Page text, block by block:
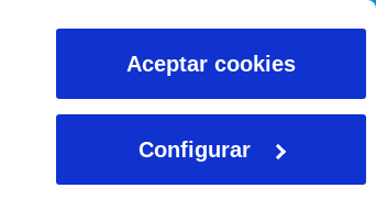
Aceptar cookies
Configurar